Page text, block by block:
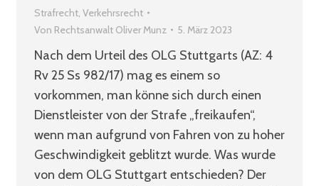
Strafrecht, Verkehrsrecht
Von Rechtsanwalt Oliver Munz 5. März 2023
Nach dem Urteil des OLG Stuttgarts (AZ: 4
Rv 25 Ss 982/17) mag es einem so
vorkommen, man könne sich durch einen
Dienstleister von der Strafe „freikaufen“,
wenn man aufgrund von Fahren von zu hoher
Geschwindigkeit geblitzt wurde. Was wurde
von dem OLG Stuttgart entschieden? Der